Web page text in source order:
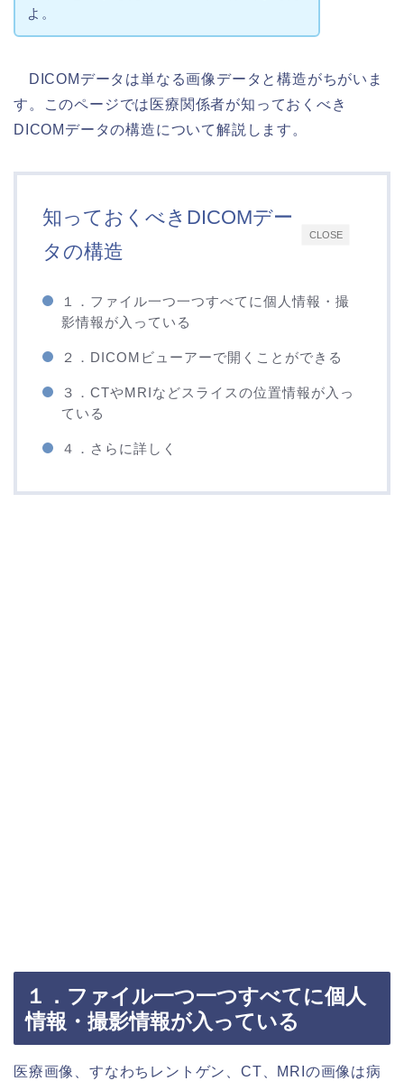
よ。
DICOMデータは単なる画像データと構造がちがいま
す。このページでは医療関係者が知っておくべき
DICOMデータの構造について解説します。
CLOSE
知っておくべきDICOMデー
タの構造
１．ファイル一つ一つすべてに個人情報・撮
影情報が入っている
２．DICOMビューアーで開くことができる
３．CTやMRIなどスライスの位置情報が入っ
ている
４．さらに詳しく
１．ファイル一つ一つすべてに個人
情報・撮影情報が入っている
医療画像、すなわちレントゲン、CT、MRIの画像は病